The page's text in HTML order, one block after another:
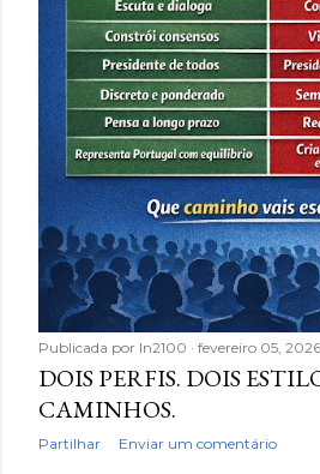
s
Publicada por In2100 fevereiro 05, 2026
DOIS PERFIS. DOIS
CAMINHOS.
Partilhar Enviar um comentário